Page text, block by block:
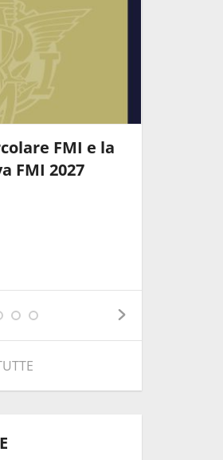
FMI e la
FMI 2027